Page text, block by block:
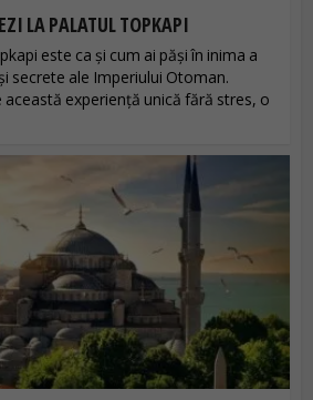
LA PALATUL TOPKAPI
este ca și cum ai păși în inima a
secrete ale Imperiului Otoman.
această experiență unică fără stres, o